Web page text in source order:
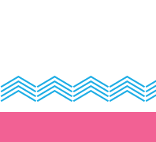
へ
ス
ョ
ン